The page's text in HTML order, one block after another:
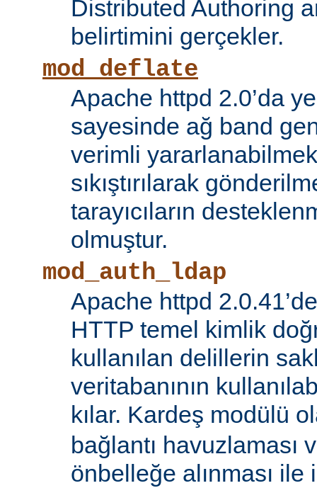
Distributed Authoring
belirtimini gerçekler.
mod_deflate
Apache httpd 2.0’da
sayesinde ağ band
verimli
sıkıştırılarak
tarayıcıların
olmuştur.
mod_auth_ldap
Apache httpd
HTTP temel kimlik
kullanılan delillerin
veritabanının
kılar. Kardeş modülü
bağlantı havuzlaması
önbelleğe alınması ile